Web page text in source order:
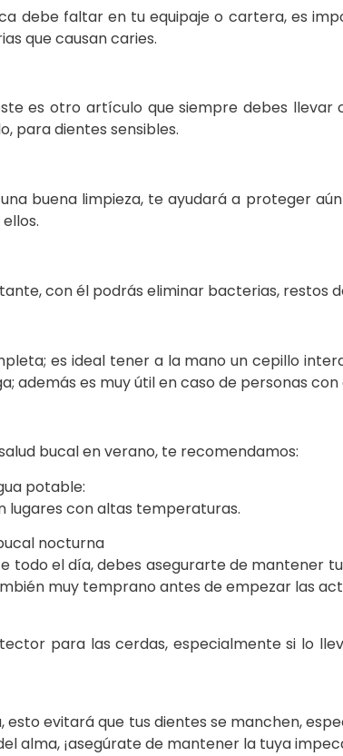
debe faltar en tu equipaje o cartera, es
que causan caries.
es otro artículo que siempre debes llevar
para dientes sensibles.
buena limpieza, te ayudará a proteger
con él podrás eliminar bacterias, restos
es ideal tener a la mano un cepillo
además es muy útil en caso de personas
bucal en verano, te recomendamos:
potable:
lugares con altas temperaturas.
nocturna
todo el día, debes asegurarte de mantener
muy temprano antes de empezar las
para las cerdas, especialmente si lo
evitará que tus dientes se manchen,
alma, ¡asegúrate de mantener la tuya